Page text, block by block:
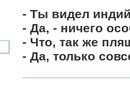
- Ты видел
- Да, - ничего
- Что, так же
- Да, только